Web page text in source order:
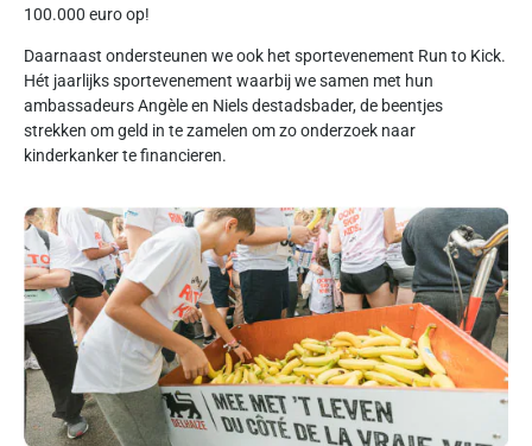
100.000 euro op!
Daarnaast ondersteunen we ook het sportevenement Run to Kick.
Hét jaarlijks sportevenement waarbij we samen met hun
ambassadeurs Angèle en Niels destadsbader, de beentjes
strekken om geld in te zamelen om zo onderzoek naar
kinderkanker te financieren.